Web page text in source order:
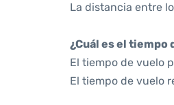
La distancia entre
¿Cuál es el tiempo
El tiempo de vuelo
El tiempo de vuelo